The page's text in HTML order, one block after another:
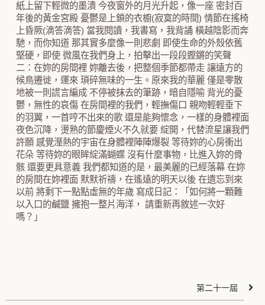
紙上留下輕微的墨漬 今夜窗外的月光升起，像一座 密封百
年後的黃金宮殿 憂鬱是上鎖的衣櫥(寂寞的時間) 情節在搖椅
上昏厥(滴答滴答) 當我閱讀，我書寫，我背誦 橫越陰影而奔
馳，而你知道 那其實多麼像一則悲劇 即使生命的外殼依舊
堅硬，即使 微風在我們身上，拍擊出一段段鏗鏘的笑聲
二：在妳的房間裡 妳離去後，把整個季節都帶走 讓遠方的
候鳥遷徙，運來 瑣碎無味的一生。原來我的華麗 僅是零散
地被一則謊言編成 不停被抹去的筆跡，暗自隱喻 背光的憂
鬱，無性的哀傷 在房間裡的我們，輕撫傷口 親吻輕輕垂下
的羽翼，一首哼不出來的歌 還是能夠懷念，一樣的身體裡面
夜色沉降，燙熟的節慶煙火不久就要 綻開，代替流星讓我們
許願 感覺溼熱的宇宙在身體裡陣陣爆裂 等待妳的心房衝出
花朵 等待妳的眼眸綻滿蝴蝶 沒有什麼事物，比進入妳的骨
骸 還要更具意義 我們都知道的是，最美麗的已經落幕 在妳
的房間在妳裡面 默默祈禱，在遙遠的明天以後 在遺忘到來
以前 將剩下一點點虛無的年歲 寫成日記：「如何將一顆難
以入口的鹹鹽 擁抱一整片海洋， 請重新再敘述一次好
嗎？」
第二十一屆